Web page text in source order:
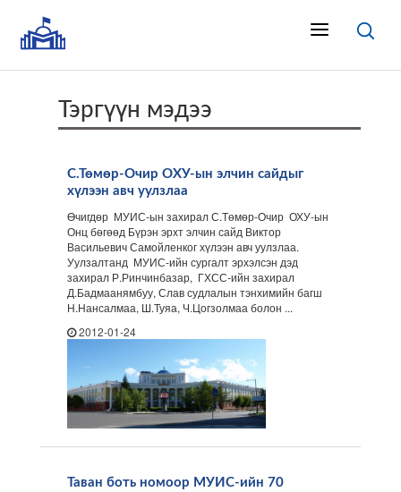
Тэргүүн мэдээ
С.Төмөр-Очир ОХУ-ын элчин сайдыг
хүлээн авч уулзлаа
Өчигдөр МУИС-ын захирал С.Төмөр-Очир ОХУ-ын
Онц бөгөөд Бүрэн эрхт элчин сайд Виктор
Васильевич Самойленког хүлээн авч уулзлаа.
Уулзалтанд МУИС-ийн сургалт эрхэлсэн дэд
захирал Р.Ринчинбазар, ГХСС-ийн захирал
Д.Бадмаанямбуу, Слав судлалын тэнхимийн багш
Н.Нансалмаа, Ш.Туяа, Ч.Цогзолмаа болон ...
2012-01-24
Таван боть номоор МУИС-ийн 70